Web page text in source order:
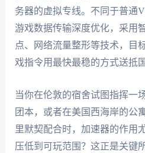
务器的虚拟专线。不同于普通
游戏数据传输深度优化，采用
点、网络流量整形等技术，
戏指令用最快最稳的方式送抵
当你在伦敦的宿舍试图指挥一
团本，或者在美国西海岸的公
里默契配合时，加速器的作用
压低到可玩范围？这正是关键所